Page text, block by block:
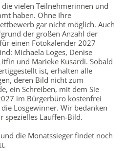
vielen Teilnehmerinnen und
haben. Ohne Ihre
gar nicht möglich. Auch
der großen Anzahl der
einen Fotokalender 2027
Michaela Loges, Denise
und Marieke Kusardi. Sobald
ist, erhalten alle
deren Bild nicht zum
ein Schreiben, mit dem Sie
im Bürgerbüro kostenfrei
Losgewinner. Wir bedanken
spezielles Lauffen-Bild.
die Monatssieger findet noch